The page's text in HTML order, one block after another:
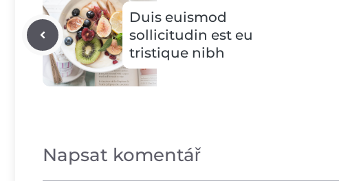
Duis euismod
sollicitudin est eu
tristique nibh
Napsat komentář